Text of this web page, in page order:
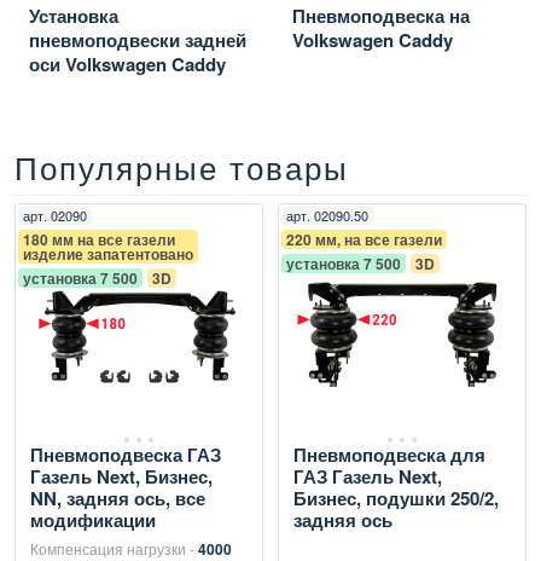
Установка
пневмоподвески задней
оси Volkswagen Caddy
Пневмоподвеска на
Volkswagen Caddy
Популярные товары
арт. 02090
180 мм на все газели
изделие запатентовано
установка 7 500
3D
Пневмоподвеска ГАЗ
Газель Next, Бизнес,
NN, задняя ось, все
модификации
Компенсация нагрузки -4000
арт. 02090.50
220 мм, на все газели
установка 7 500
3D
Пневмоподвеска для
ГАЗ Газель Next,
Бизнес, подушки 250/2,
задняя ось